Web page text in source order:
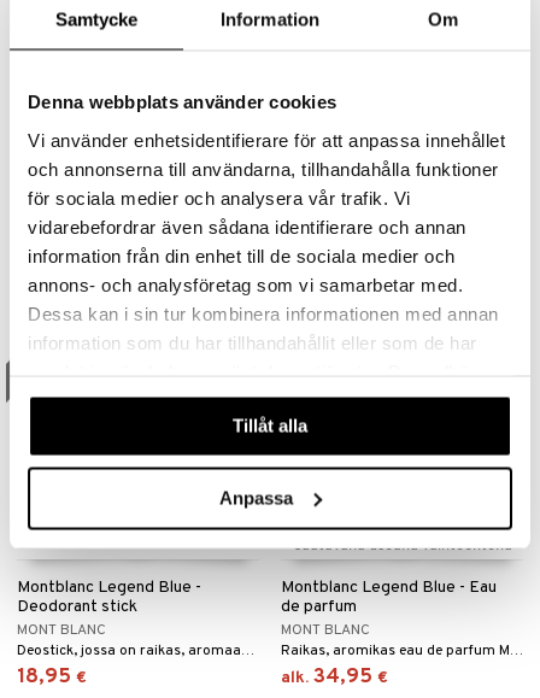
Samtycke Information Om
Denna webbplats använder cookies
Vi använder enhetsidentifierare för att anpassa innehållet
och annonserna till användarna, tillhandahålla funktioner
för sociala medier och analysera vår trafik. Vi
vidarebefordrar även sådana identifierare och annan
information från din enhet till de sociala medier och
annons- och analysföretag som vi samarbetar med.
Dessa kan i sin tur kombinera informationen med annan
information som du har tillhandahållit eller som de har
våra cookies vid fortsatt användande av vår webbplats.
Tillåt alla
Anpassa
Saatavana useana vaihtoehtona
Montblanc Explorer Ultra
Blue - Eau de parfum
MONT BLANC
alk.34,95 €
Saatavana useana vaihtoehtona
Montblanc Legend - Eau de
parfum
MONT BLANC
alk.50,95 €
Montblanc Legend Blue -
Deodorant stick
MONT BLANC
Deostick, jossa on raikas, aromaattinen tuoksu Montblancilta.
18,95 €
lahja!
Saatavana useana vaihtoehtona
Montblanc Legend Blue - Eau
de parfum
MONT BLANC
Raikas, aromikas eau de parfum Montblancilta
alk. 34,95 €
lahja!